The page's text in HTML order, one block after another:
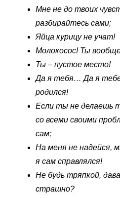
Мне не до твоих
разбирайтесь сами;
Яйца курицу не учат!
Молокосос! Ты
Ты – пустое место!
Да я тебя… Да я
родился!
Если ты не делаешь
со всеми своими
сам;
На меня не надейся,
я сам справлялся!
Не будь тряпкой,
страшно?